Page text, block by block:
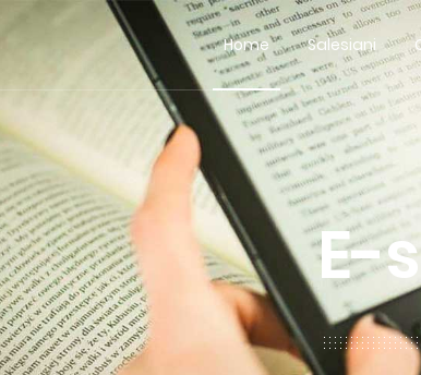
Home Salesiani
E-